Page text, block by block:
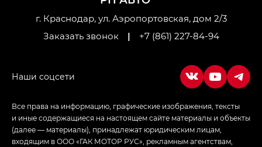
Джи Икс ПРЕМИУМ — GX PREMIUM, ЛАУНЖ —
LOUNGE
Empow — Эмпау (Empow) в комплектации
г. Краснодар, ул. Аэропортовская, дом 2/3
Заказать звонок
| +7 (861) 227-84-94
Все права на информацию, графические изображения, тексты
и иные содержащиеся на настоящем сайте материалы и объекты
(далее — материалы), принадлежат юридическим лицам,
входящим в ООО «ГАК МОТОР РУС», рекламным агентствам,